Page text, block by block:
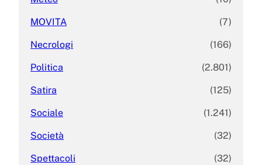
MOVITA (7)
Necrologi (166)
Politica (2.801)
Satira (125)
Sociale (1.241)
Società (32)
Spettacoli (32)